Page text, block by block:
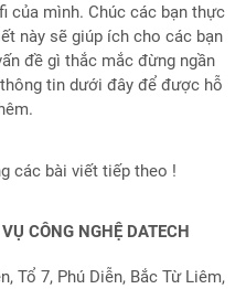
của mình. Chúc các bạn thực
này sẽ giúp ích cho các bạn
đề gì thắc mắc đừng ngần
tin dưới đây để được hỗ
các bài viết tiếp theo !
CÔNG NGHỆ DATECH
Tổ 7, Phú Diễn, Bắc Từ Liêm,